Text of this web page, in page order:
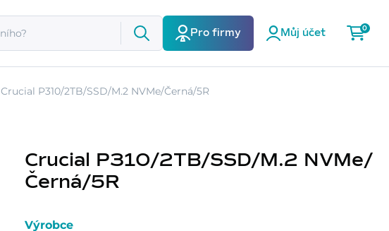
Pro firmy Můj účet
0
Crucial P310/2TB/SSD/M.2 NVMe/Černá/5R
Crucial P310/2TB/SSD/M.2 NVMe/
Černá/5R
Výrobce